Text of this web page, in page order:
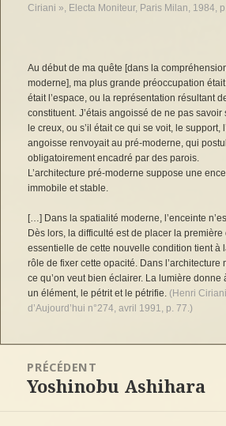
Ciriani », Electa Moniteur, Paris Milan, 1984,
Au début de ma quête [dans la
moderne], ma plus grande préoccupation
était l’espace, ou la représentation résultant
constituent. J’étais angoissé de ne pas savoir
le creux, ou s’il était ce qui se voit, le support,
angoisse renvoyait au pré-moderne, qui
obligatoirement encadré par des parois.
L’architecture pré-moderne suppose une
immobile et stable.
[…] Dans la spatialité moderne, l’enceinte
Dès lors, la difficulté est de placer la
essentielle de cette nouvelle condition tient à
rôle de fixer cette opacité. Dans l’architecture
ce qu’on veut bien éclairer. La lumière donne
un élément, le pétrit et le pétrifie. (Henri
d’Aujourd’hui n°274, avril 1991, p. 77.)
l’article
PRÉCÉDENT
Article
Yoshinobu Ashihara